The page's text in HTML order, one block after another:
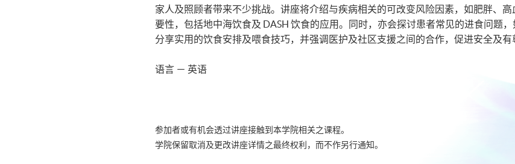
家人及照顾者带来不少挑战。讲座将介绍与疾病相关的可改变风险因素，如肥胖、
要性，包括地中海饮食及 DASH 饮食的应用。同时，亦会探讨患者常见的进食问题
分享实用的饮食安排及喂食技巧，并强调医护及社区支援之间的合作，促进安全及有
语言 － 英语
参加者或有机会透过讲座接触到本学院相关之课程。
学院保留取消及更改讲座详情之最终权利，而不作另行通知。